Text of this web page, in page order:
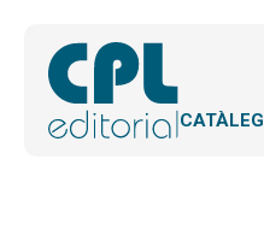
CATÀLEG